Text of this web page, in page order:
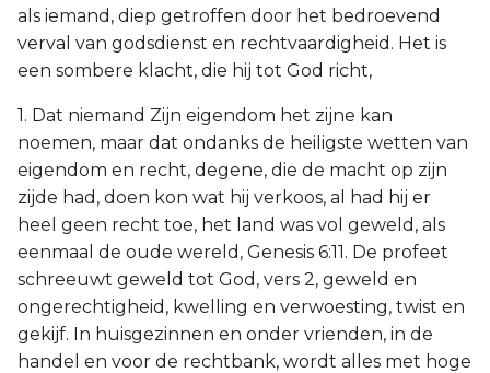
als iemand, diep getroffen door het bedroevend
verval van godsdienst en rechtvaardigheid. Het is
een sombere klacht, die hij tot God richt,
1. Dat niemand Zijn eigendom het zijne kan
noemen, maar dat ondanks de heiligste wetten van
eigendom en recht, degene, die de macht op zijn
zijde had, doen kon wat hij verkoos, al had hij er
heel geen recht toe, het land was vol geweld, als
eenmaal de oude wereld, Genesis 6:11. De profeet
schreeuwt geweld tot God, vers 2, geweld en
ongerechtigheid, kwelling en verwoesting, twist en
gekijf. In huisgezinnen en onder vrienden, in de
handel en voor de rechtbank, wordt alles met hoge